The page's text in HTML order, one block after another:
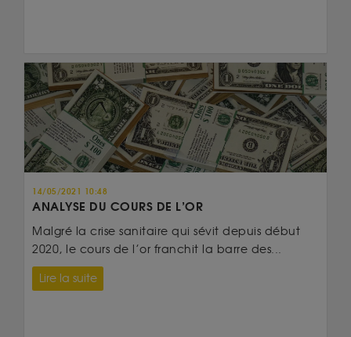
14/05/2021 10:48
ANALYSE DU COURS DE L’OR
Malgré la crise sanitaire qui sévit depuis début
2020, le cours de l’or franchit la barre des...
Lire la suite